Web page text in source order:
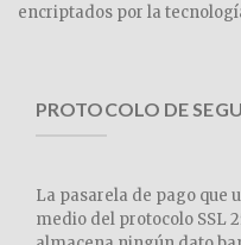
encriptados por la
PROTOCOLO DE
La pasarela de pago que
medio del protocolo SSL